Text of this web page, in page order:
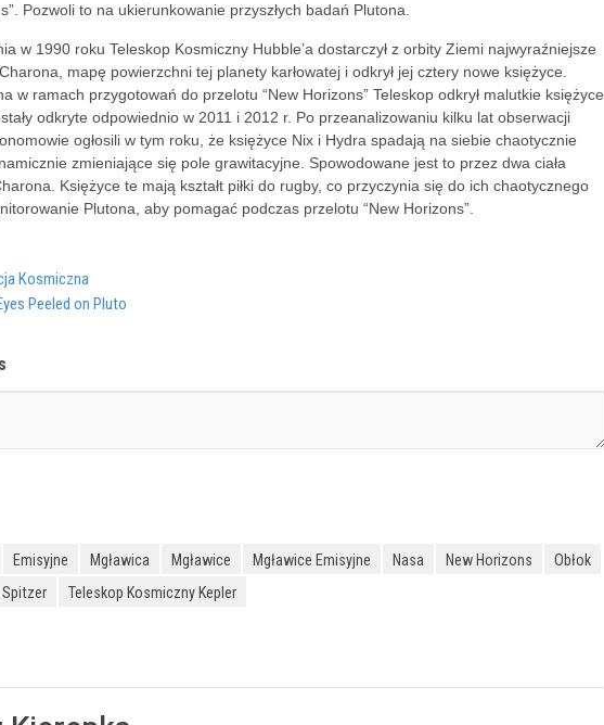
Pozwoli to na ukierunkowanie przyszłych badań Plutona.
w 1990 roku Teleskop Kosmiczny Hubble’a dostarczył z orbity Ziemi najwyraźniejsze
mapę powierzchni tej planety karłowatej i odkrył jej cztery nowe księżyce.
w ramach przygotowań do przelotu “New Horizons” Teleskop odkrył malutkie księżyce
odkryte odpowiednio w 2011 i 2012 r. Po przeanalizowaniu kilku lat obserwacji
ogłosili w tym roku, że księżyce Nix i Hydra spadają na siebie chaotycznie
zmieniające się pole grawitacyjne. Spowodowane jest to przez dwa ciała
Księżyce te mają kształt piłki do rugby, co przyczynia się do ich chaotycznego
Plutona, aby pomagać podczas przelotu “New Horizons”.
Kosmiczna
Peeled on Pluto
Emisyjne Mgławica Mgławice Mgławice Emisyjne Nasa New Horizons
Obłok
Spitzer Teleskop Kosmiczny Kepler